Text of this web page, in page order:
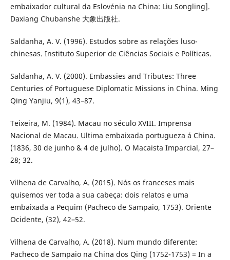
embaixador cultural da Eslovénia na China: Liu Songling].
Daxiang Chubanshe 大象出版社.
Saldanha, A. V. (1996). Estudos sobre as relações luso-
chinesas. Instituto Superior de Ciências Sociais e Políticas.
Saldanha, A. V. (2000). Embassies and Tributes: Three
Centuries of Portuguese Diplomatic Missions in China. Ming
Qing Yanjiu, 9(1), 43–87.
Teixeira, M. (1984). Macau no século XVIII. Imprensa
Nacional de Macau. Ultima embaixada portugueza á China.
(1836, 30 de junho & 4 de julho). O Macaista Imparcial, 27–
28; 32.
Vilhena de Carvalho, A. (2015). Nós os franceses mais
quisemos ver toda a sua cabeça: dois relatos e uma
embaixada a Pequim (Pacheco de Sampaio, 1753). Oriente
Ocidente, (32), 42–52.
Vilhena de Carvalho, A. (2018). Num mundo diferente:
Pacheco de Sampaio na China dos Qing (1752-1753) = In a